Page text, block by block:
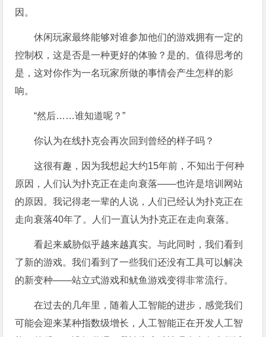
因。
休闲玩家最终能够对谁参加他们的游戏拥有一定的
控制权，这是否是一种更好的体验？是的。值得思考的
是，这对你作为一名玩家所做的事情会产生怎样的影
响。
“然后……谁知道呢？”
你认为在线扑克会再次回到曾经的样子吗？
这很有趣，因为我想起大约15年前，不知出于何种
原因，人们认为扑克正在走向衰落——也许是培训网站
的原因。我记得老一辈的人说，人们已经认为扑克正在
走向衰落40年了。人们一直认为扑克正在走向衰落。
看起来威胁似乎越来越真实。与此同时，我们看到
了新的游戏。我们看到了一些我们还没有工具可以解决
的新变种——站立式游戏和鱿鱼游戏变得非常流行。
在过去的几年里，随着人工智能的进步，感觉我们
可能会迎来某种指数级增长，人工智能正在开发人工智